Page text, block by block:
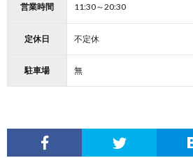
営業時間 11:30～20:30
定休日 不定休
駐車場 無